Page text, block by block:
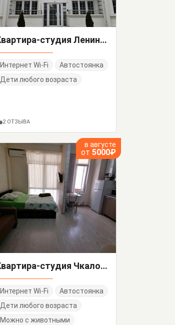
Квартира-студия Ленина 290/6
Интернет Wi-Fi
Автостоянка
Дети любого возраста
2 ОТЗЫВА
в августе
от 5000₽
Квартира-студия Чкалова 11
Интернет Wi-Fi
Автостоянка
Дети любого возраста
Можно с животными